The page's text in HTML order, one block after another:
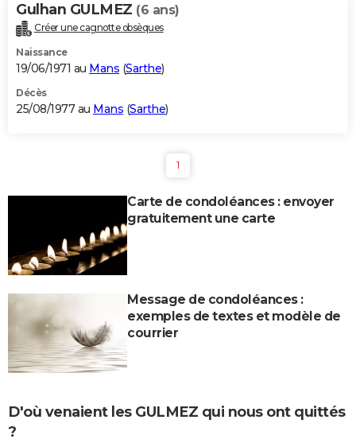
Gulhan GULMEZ (6 ans)
Créer une cagnotte obsèques
Naissance
19/06/1971 au Mans (Sarthe)
Décès
25/08/1977 au Mans (Sarthe)
1
Carte de condoléances : envoyer
gratuitement une carte
Message de condoléances :
exemples de textes et modèle de
courrier
D'où venaient les GULMEZ qui nous ont quittés
?